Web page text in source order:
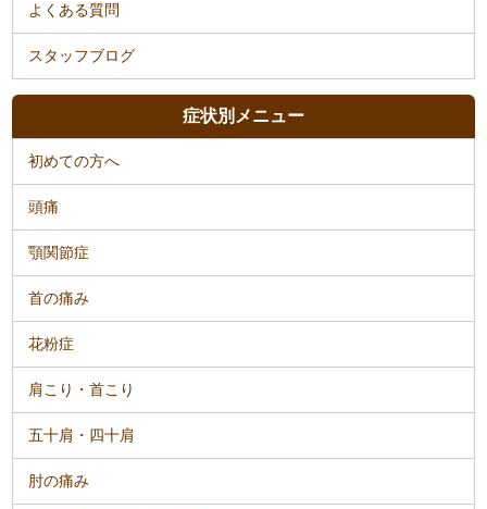
症状別メニュー
初めての方へ
頭痛
顎関節症
首の痛み
花粉症
肩こり・首こり
五十肩・四十肩
肘の痛み